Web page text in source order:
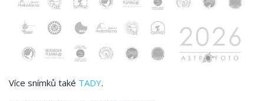
Více snímků také TADY.